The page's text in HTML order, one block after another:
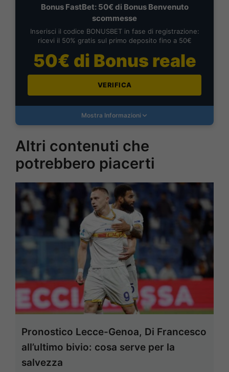
Bonus FastBet: 50€ di Bonus Benvenuto
scommesse
Inserisci il codice BONUSBET in fase di registrazione:
ricevi il 50% gratis sul primo deposito fino a 50€
50€ di Bonus reale
VERIFICA
Mostra Informazioni
Altri contenuti che
potrebbero piacerti
Pronostico Lecce-Genoa, Di Francesco
all’ultimo bivio: cosa serve per la
salvezza